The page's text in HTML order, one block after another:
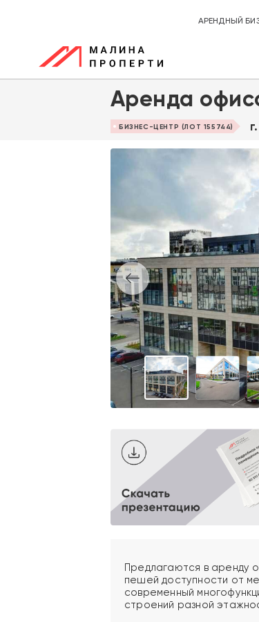
АРЕНДНЫЙ
Аренда
БИЗНЕС-ЦЕНТР (ЛОТ 155744)
Предлагаются в аренду
пешей доступности от
современный
строений разной